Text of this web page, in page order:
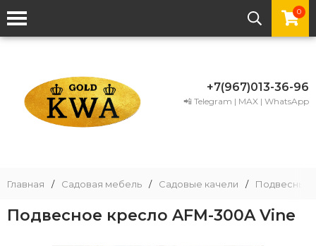
0
+7(967)013-36-96
📲 Telegram | MAX | WhatsApp
Главная / Садовая мебель / Садовые качели / Подвесные
Подвесное кресло AFM-300A Vine